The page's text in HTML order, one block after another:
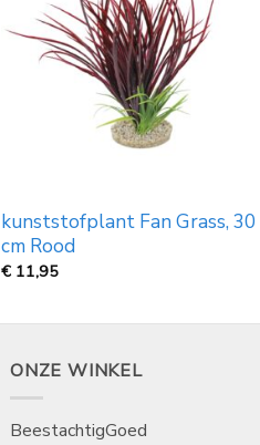
kunststofplant Fan Grass, 30
cm Rood
€ 11,95
ONZE WINKEL
BeestachtigGoed